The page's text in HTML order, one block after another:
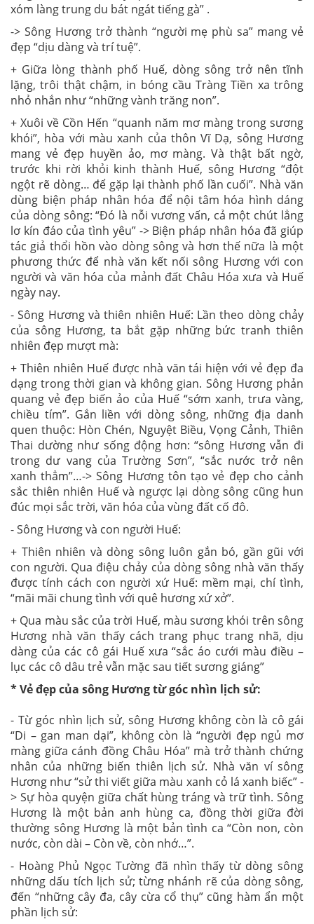
xóm làng trung du bát ngát tiếng gà” .
-> Sông Hương trở thành “người mẹ phù sa” mang vẻ
đẹp “dịu dàng và trí tuệ”.
+ Giữa lòng thành phố Huế, dòng sông trở nên tĩnh
lặng, trôi thật chậm, in bóng cầu Tràng Tiền xa trông
nhỏ nhắn như “những vành trăng non”.
+ Xuôi về Cồn Hến “quanh năm mơ màng trong sương
khói”, hòa với màu xanh của thôn Vĩ Dạ, sông Hương
mang vẻ đẹp huyền ảo, mơ màng. Và thật bất ngờ,
trước khi rời khỏi kinh thành Huế, sông Hương “đột
ngột rẽ dòng… để gặp lại thành phố lần cuối”. Nhà văn
dùng biện pháp nhân hóa để nội tâm hóa hình dáng
của dòng sông: “Đó là nỗi vương vấn, cả một chút lẳng
lơ kín đáo của tình yêu” -> Biện pháp nhân hóa đã giúp
tác giả thổi hồn vào dòng sông và hơn thế nữa là một
phương thức để nhà văn kết nối sông Hương với con
người và văn hóa của mảnh đất Châu Hóa xưa và Huế
ngày nay.
- Sông Hương và thiên nhiên Huế: Lần theo dòng chảy
của sông Hương, ta bắt gặp những bức tranh thiên
nhiên đẹp mượt mà:
+ Thiên nhiên Huế được nhà văn tái hiện với vẻ đẹp đa
dạng trong thời gian và không gian. Sông Hương phản
quang vẻ đẹp biến ảo của Huế “sớm xanh, trưa vàng,
chiều tím”. Gắn liền với dòng sông, những địa danh
quen thuộc: Hòn Chén, Nguyệt Biều, Vọng Cảnh, Thiên
Thai dường như sống động hơn: “sông Hương vẫn đi
trong dư vang của Trường Sơn”, “sắc nước trở nên
xanh thẳm”…-> Sông Hương tôn tạo vẻ đẹp cho cảnh
sắc thiên nhiên Huế và ngược lại dòng sông cũng hun
đúc mọi sắc trời, văn hóa của vùng đất cố đô.
- Sông Hương và con người Huế:
+ Thiên nhiên và dòng sông luôn gắn bó, gần gũi với
con người. Qua điệu chảy của dòng sông nhà văn thấy
được tính cách con người xứ Huế: mềm mại, chí tình,
“mãi mãi chung tình với quê hương xứ xở”.
+ Qua màu sắc của trời Huế, màu sương khói trên sông
Hương nhà văn thấy cách trang phục trang nhã, dịu
dàng của các cô gái Huế xưa “sắc áo cưới màu điều –
lục các cô dâu trẻ vẫn mặc sau tiết sương giáng”
* Vẻ đẹp của sông Hương từ góc nhìn lịch sử:
- Từ góc nhìn lịch sử, sông Hương không còn là cô gái
“Di – gan man dại”, không còn là “người đẹp ngủ mơ
màng giữa cánh đồng Châu Hóa” mà trở thành chứng
nhân của những biến thiên lịch sử. Nhà văn ví sông
Hương như “sử thi viết giữa màu xanh cỏ lá xanh biếc” -
> Sự hòa quyện giữa chất hùng tráng và trữ tình. Sông
Hương là một bản anh hùng ca, đồng thời giữa đời
thường sông Hương là một bản tình ca “Còn non, còn
nước, còn dài – Còn về, còn nhớ…”.
- Hoàng Phủ Ngọc Tường đã nhìn thấy từ dòng sông
những dấu tích lịch sử; từng nhánh rẽ của dòng sông,
đến “những cây đa, cây cừa cổ thụ” cũng hàm ẩn một
phần lịch sử: